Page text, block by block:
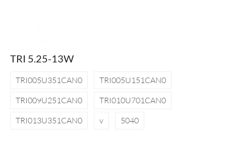
TRI 5.25-13W
TRI005U351CAN0
TRI005U151CAN0
TRI009U251CAN0
TRI010U701CAN0
TRI013U351CAN0
v 5040